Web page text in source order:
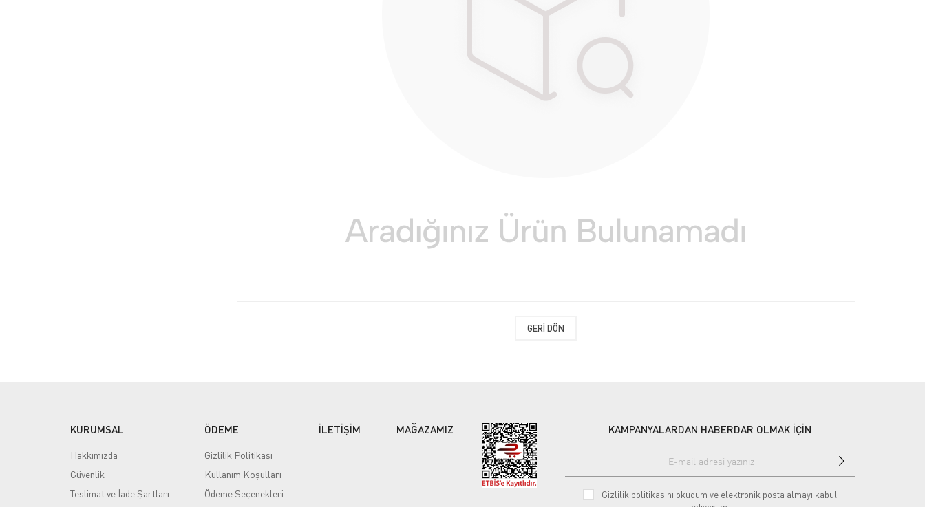
GERI DÖN
KURUMSAL
Hakkımızda
Güvenlik
Teslimat ve İade Şartları
ÖDEME
Gizlilik Politikası
Kullanım Koşulları
Ödeme Seçenekleri
İLETİŞİM MAĞAZAMIZ KAMPANYALARDAN HABERDAR OLMAK İÇİN
Gizlilik politikasını okudum ve elektronik posta almayı kabul